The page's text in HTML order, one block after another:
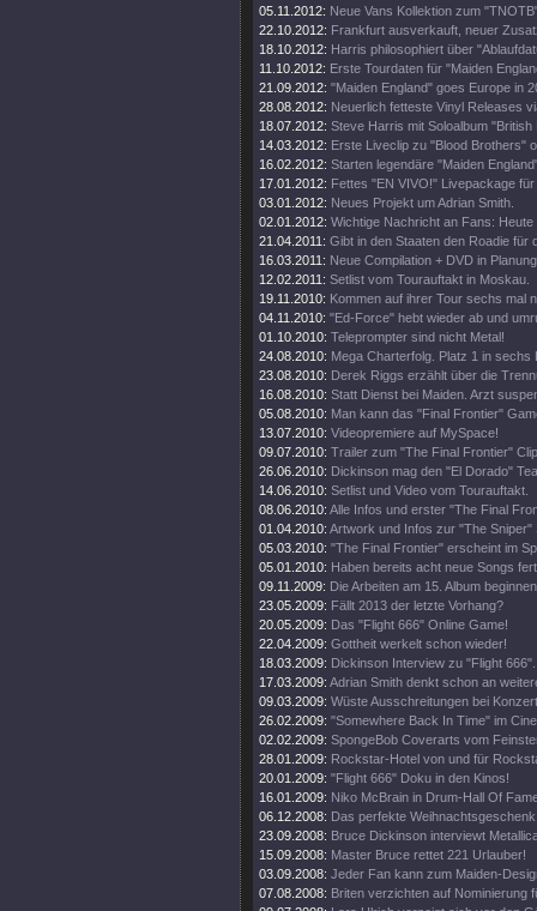
05.11.2012: Neue Vans Kollektion zum
22.10.2012: Frankfurt ausverkauft, neuer
18.10.2012: Harris philosophiert über
11.10.2012: Erste Tourdaten für "Maiden
21.09.2012: "Maiden England" goes Europe in
28.08.2012: Neuerlich fetteste Vinyl Releases
18.07.2012: Steve Harris mit Soloalbum "British
14.03.2012: Erste Liveclip zu "Blood Brothers"
16.02.2012: Starten legendäre "Maiden
17.01.2012: Fettes "EN VIVO!" Livepackage
03.01.2012: Neues Projekt um Adrian Smith.
02.01.2012: Wichtige Nachricht an Fans: Heute
21.04.2011: Gibt in den Staaten den Roadie für
16.03.2011: Neue Compilation + DVD in
12.02.2011: Setlist vom Tourauftakt in Moskau.
19.11.2010: Kommen auf ihrer Tour sechs mal
04.11.2010: "Ed-Force" hebt wieder ab und
01.10.2010: Teleprompter sind nicht Metal!
24.08.2010: Mega Charterfolg. Platz 1 in sechs
23.08.2010: Derek Riggs erzählt über die
16.08.2010: Statt Dienst bei Maiden. Arzt
05.08.2010: Man kann das "Final Frontier"
13.07.2010: Videopremiere auf MySpace!
09.07.2010: Trailer zum "The Final Frontier"
26.06.2010: Dickinson mag den "El Dorado"
14.06.2010: Setlist und Video vom Tourauftakt.
08.06.2010: Alle Infos und erster "The Final
01.04.2010: Artwork und Infos zur "The Sniper"
05.03.2010: "The Final Frontier" erscheint im
05.01.2010: Haben bereits acht neue Songs
09.11.2009: Die Arbeiten am 15. Album
23.05.2009: Fällt 2013 der letzte Vorhang?
20.05.2009: Das "Flight 666" Online Game!
22.04.2009: Gottheit werkelt schon wieder!
18.03.2009: Dickinson Interview zu "Flight 666".
17.03.2009: Adrian Smith denkt schon an
09.03.2009: Wüste Ausschreitungen bei
26.02.2009: "Somewhere Back In Time" im
02.02.2009: SpongeBob Coverarts vom
28.01.2009: Rockstar-Hotel von und für
20.01.2009: "Flight 666" Doku in den Kinos!
16.01.2009: Niko McBrain in Drum-Hall Of
06.12.2008: Das perfekte
23.09.2008: Bruce Dickinson interviewt
15.09.2008: Master Bruce rettet 221 Urlauber!
03.09.2008: Jeder Fan kann zum Maiden-
07.08.2008: Briten verzichten auf Nominierung